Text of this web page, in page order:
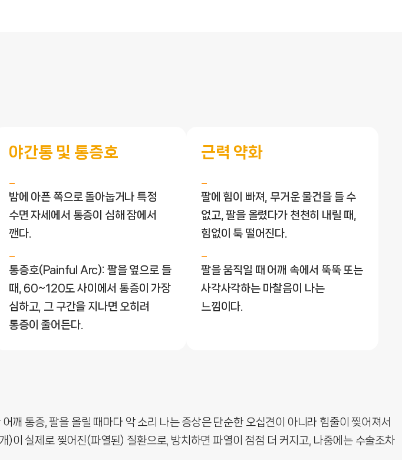
야간통 및 통증호
밤에 아픈 쪽으로 돌아눕거나 특정
수면 자세에서 통증이 심해 잠에서
깬다.
통증호(Painful Arc): 팔을 옆으로 들
때, 60~120도 사이에서 통증이 가장
심하고, 그 구간을 지나면 오히려
통증이 줄어든다.
근력 약화
팔에 힘이 빠져, 무거운 물건을 들 수
없고, 팔을 올렸다가 천천히 내릴 때,
힘없이 툭 떨어진다.
팔을 움직일 때 어깨 속에서 뚝뚝 또는
사각사각하는 마찰음이 나는
느낌이다.
깨 통증, 팔을 올릴 때마다 악 소리 나는 증상은 단순한 오십견이 아니라 힘줄이 찢어져서
실제로 찢어진(파열된) 질환으로, 방치하면 파열이 점점 더 커지고, 나중에는 수술조차